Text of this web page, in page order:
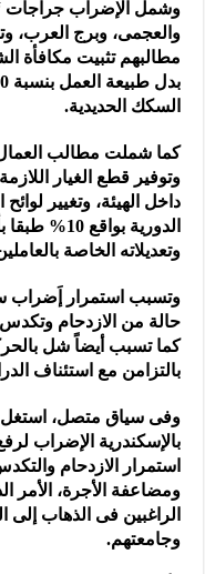
وشمل الإضراب جراجات
والعجمى، وبرج العرب،
مطالبهم تثبيت مكافأة
السكك الحديدية.
كما شملت مطالب العمال
وتوفير قطع الغيار
داخل الهيئة، وتغيير
وتعديلاته الخاصة
وتسبب استمرار إَضراب
حالة من الازدحام
كما تسبب أيضاً شل
بالتزامن مع استئناف
وفى سياق متصل،
بالإسكندرية الإضراب
استمرار الازدحام
ومضاعفة الأجرة، الأمر
الراغبين فى الذهاب إلى
وجامعتهم.